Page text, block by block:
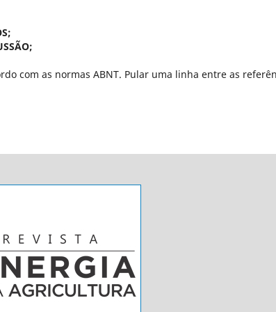
com as normas ABNT. Pular uma linha entre as